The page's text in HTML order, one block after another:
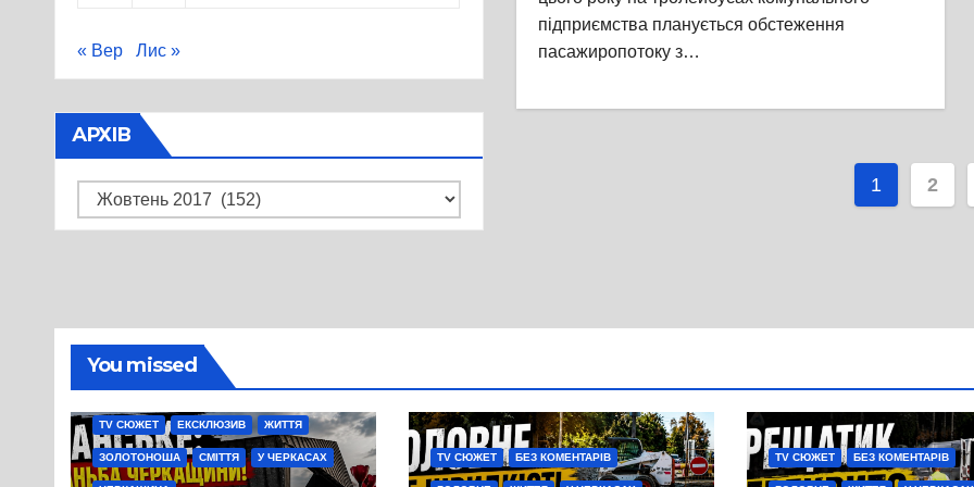
« Вер Лис »
АРХІВ
Архів
підприємства планується обстеження
пасажиропотоку з…
1 2
You missed
TV СЮЖЕТ ЕКСКЛЮЗИВ ЖИТТЯ
ЗОЛОТОНОША СМІТТЯ У ЧЕРКАСАХ TV СЮЖЕТ БЕЗ КОМЕНТАРІВ TV СЮЖЕТ БЕЗ КОМЕНТАРІВ